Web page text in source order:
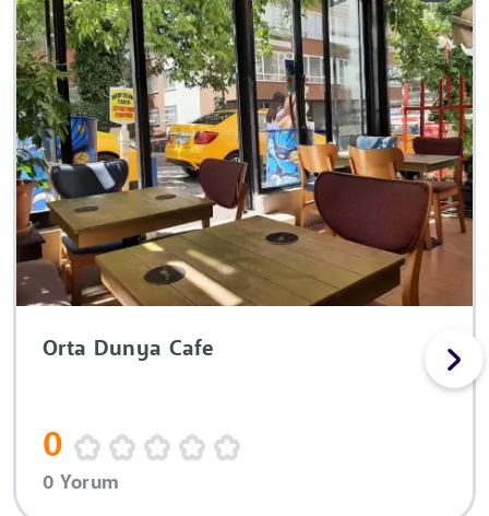
Orta Dunya Cafe
0
0 Yorum